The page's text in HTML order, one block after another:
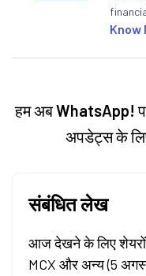
Know
हम अबWhatsApp!
अपडेट्स के
संबंधित लेख
आज देखने के लिए शेयरों:
MCX और अन्य (5